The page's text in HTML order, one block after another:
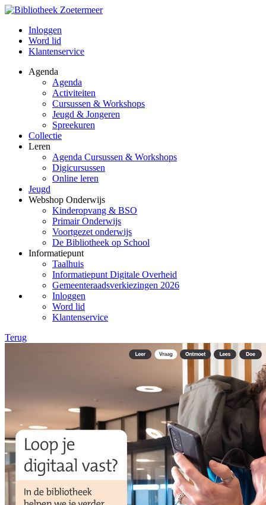
Inloggen
Word lid
Klantenservice
Agenda
Agenda
Activiteiten
Cursussen & Workshops
Jeugd & Jongeren
Spreekuren
Collectie
Leren
Agenda Cursussen & Workshops
Digicursussen
Online leren
Jeugd
Webshop Onderwijs
Kinderopvang & BSO
Primair Onderwijs
Voortgezet onderwijs
De Bibliotheek op School
Informatiepunt
Taalhuis
Informatiepunt Digitale Overheid
Gemeenteraadsverkiezingen 2026
Inloggen
Word lid
Klantenservice
Terug